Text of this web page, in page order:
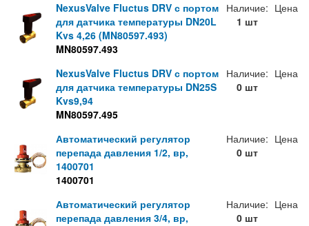
NexusValve Fluctus DRV с портом
для датчика температуры DN20L
Kvs 4,26 (MN80597.493)
MN80597.493
Наличие:
1 шт
Цена
NexusValve Fluctus DRV с портом
для датчика температуры DN25S
Kvs9,94
MN80597.495
Наличие:
0 шт
Цена
Автоматический регулятор
перепада давления 1/2, вр,
1400701
1400701
Наличие:
0 шт
Цена
Автоматический регулятор
перепада давления 3/4, вр,
Наличие:
0 шт
Цена